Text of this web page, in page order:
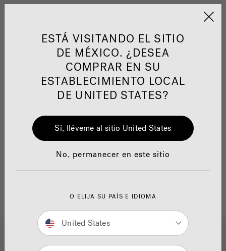
Jacuzzi&reg; Latin
Responsabilidad Social
HIDROMASAJE
ESTÁ VISITANDO EL SITIO
DE MÉXICO. ¿DESEA
COMPRAR EN SU
ESTABLECIMIENTO LOCAL
DE UNITED STATES?
Sí, lléveme al sitio United States
No, permanecer en este sitio
O ELIJA SU PAÍS E IDIOMA
United States